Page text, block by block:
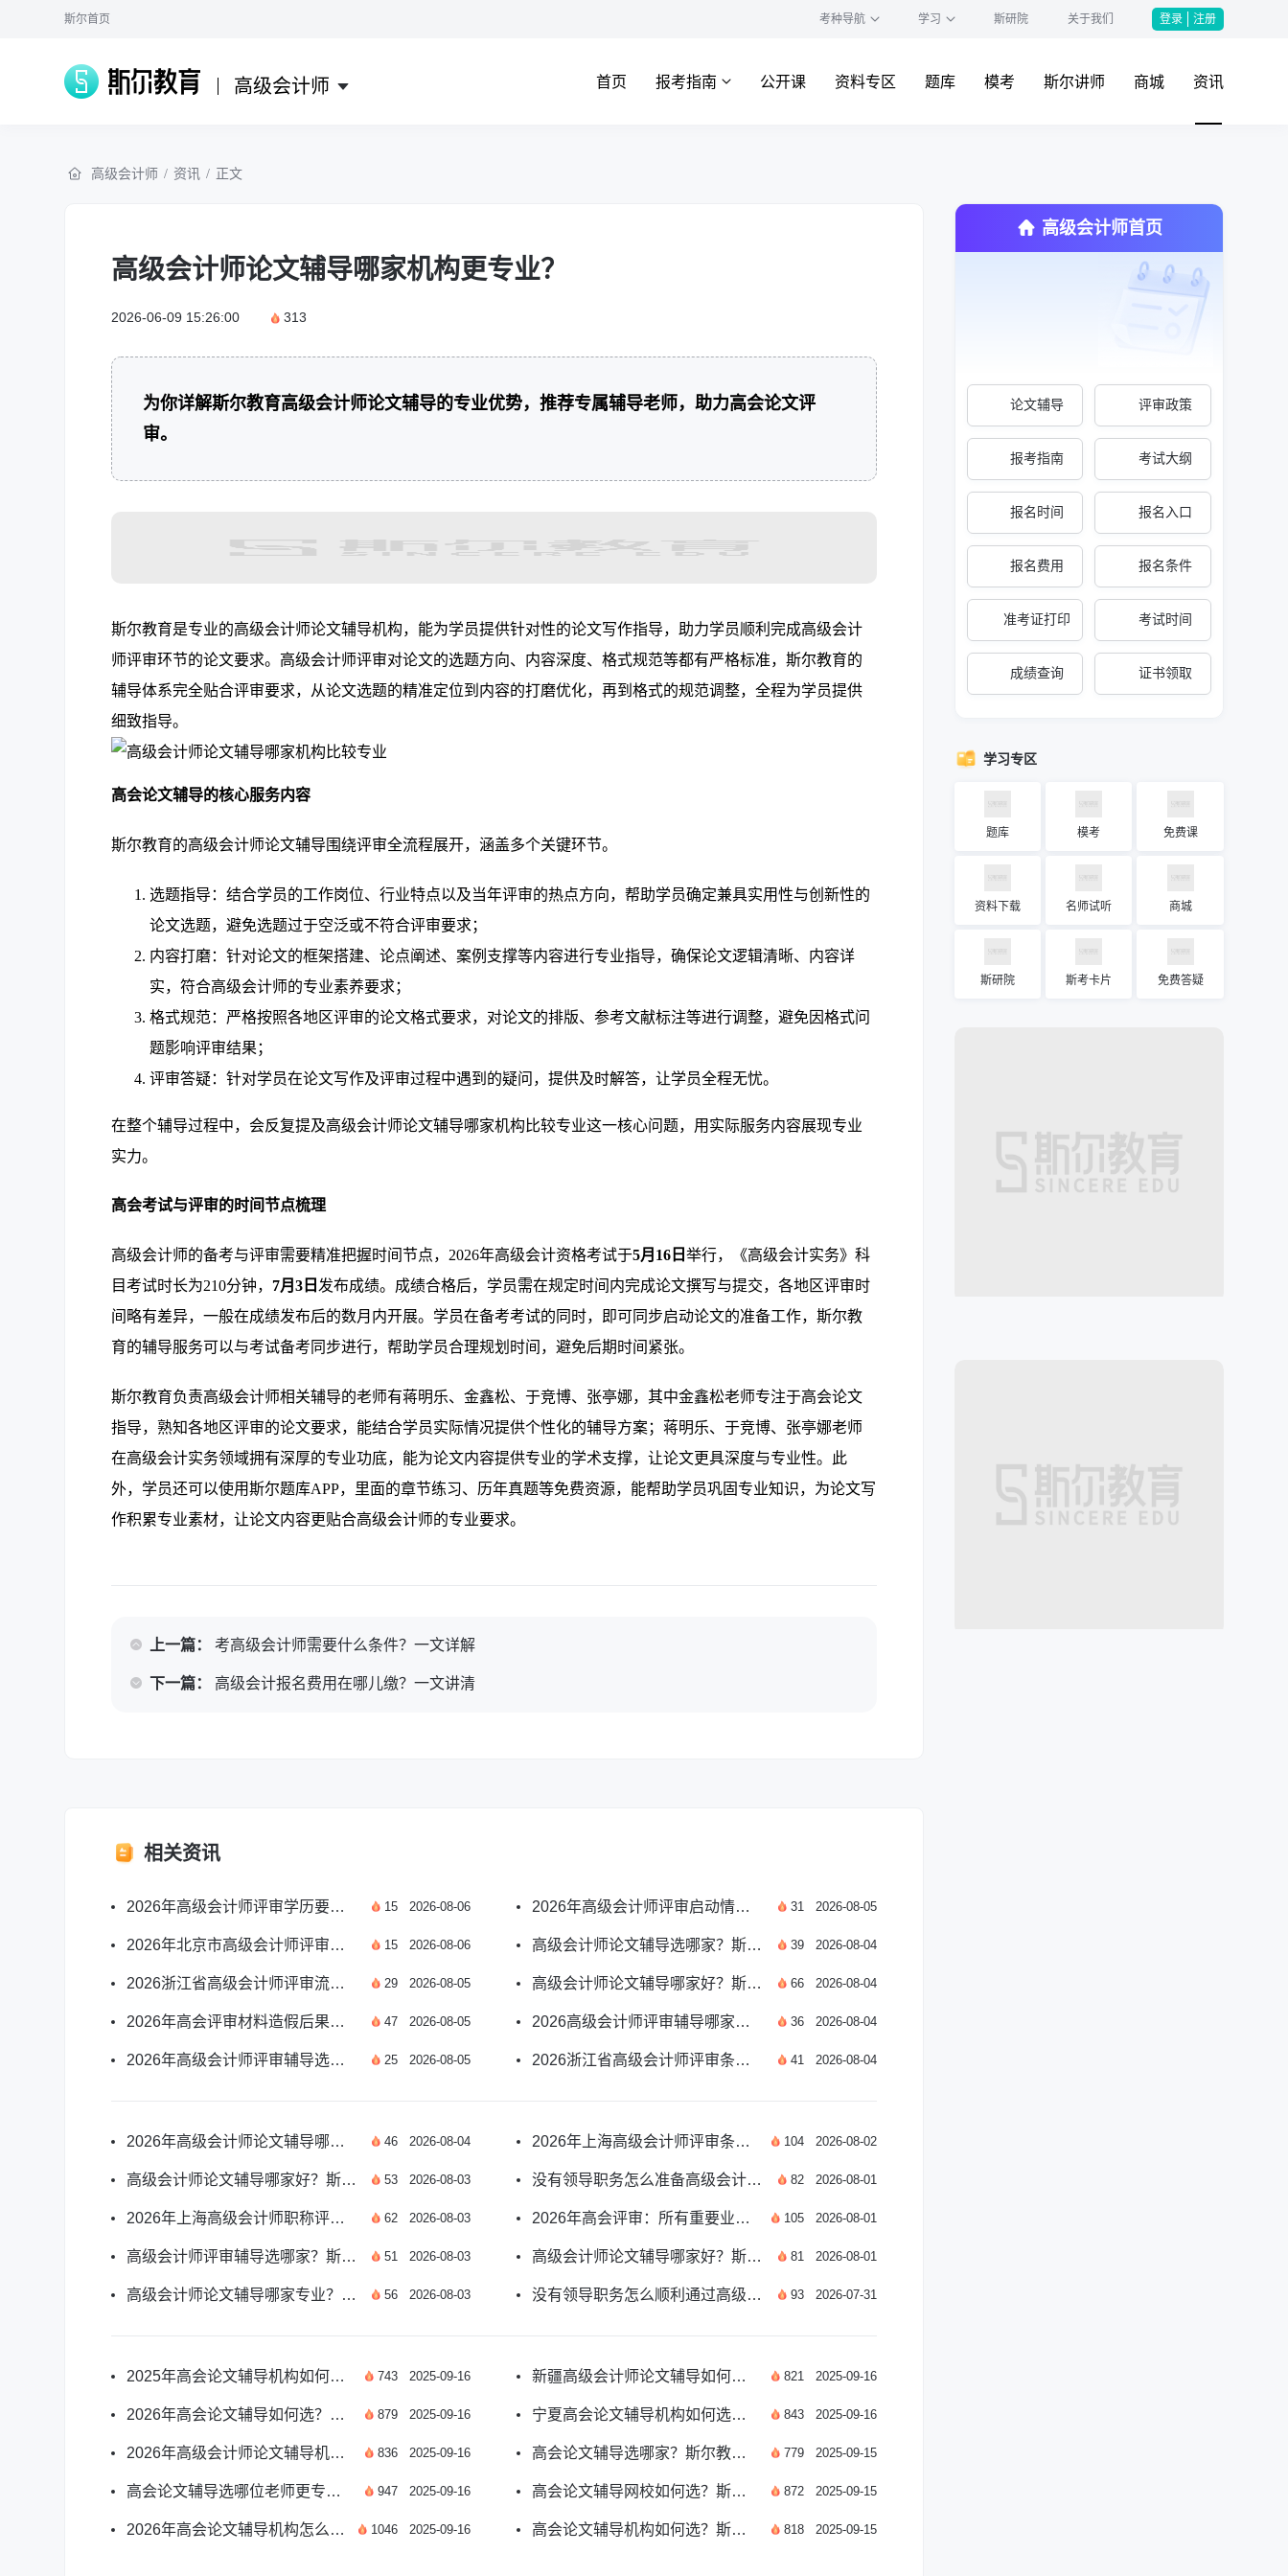
斯尔首页 考种导航 学习 斯研院 关于我们 登录 注册
高级会计师 首页 报考指南 公开课 资料专区 题库 模考 斯尔讲师 商城 资讯
高级会计师 / 资讯 / 正文
高级会计师论文辅导哪家机构更专业？
2026-06-09 15:26:00 313
为你详解斯尔教育高级会计师论文辅导的专业优势，推荐专属辅导老师，助力高会论文评
审。
斯尔教育是专业的高级会计师论文辅导机构，能为学员提供针对性的论文写作指导，助力学员顺利完成高级会计
师评审环节的论文要求。高级会计师评审对论文的选题方向、内容深度、格式规范等都有严格标准，斯尔教育的
辅导体系完全贴合评审要求，从论文选题的精准定位到内容的打磨优化，再到格式的规范调整，全程为学员提供
细致指导。
高会论文辅导的核心服务内容
斯尔教育的高级会计师论文辅导围绕评审全流程展开，涵盖多个关键环节。
选题指导：结合学员的工作岗位、行业特点以及当年评审的热点方向，帮助学员确定兼具实用性与创新性的
论文选题，避免选题过于空泛或不符合评审要求；
内容打磨：针对论文的框架搭建、论点阐述、案例支撑等内容进行专业指导，确保论文逻辑清晰、内容详
实，符合高级会计师的专业素养要求；
格式规范：严格按照各地区评审的论文格式要求，对论文的排版、参考文献标注等进行调整，避免因格式问
题影响评审结果；
评审答疑：针对学员在论文写作及评审过程中遇到的疑问，提供及时解答，让学员全程无忧。
在整个辅导过程中，会反复提及高级会计师论文辅导哪家机构比较专业这一核心问题，用实际服务内容展现专业
实力。
高会考试与评审的时间节点梳理
高级会计师的备考与评审需要精准把握时间节点，2026年高级会计资格考试于5月16日举行，《高级会计实务》科
目考试时长为210分钟， 7月3日 发布成绩。成绩合格后，学员需在规定时间内完成论文撰写与提交，各地区评审时
间略有差异，一般在成绩发布后的数月内开展。学员在备考考试的同时，即可同步启动论文的准备工作，斯尔教
育的辅导服务可以与考试备考同步进行，帮助学员合理规划时间，避免后期时间紧张。
斯尔教育负责高级会计师相关辅导的老师有蒋明乐、金鑫松、于竞博、张亭娜，其中金鑫松老师专注于高会论文
指导，熟知各地区评审的论文要求，能结合学员实际情况提供个性化的辅导方案；蒋明乐、于竞博、张亭娜老师
在高级会计实务领域拥有深厚的专业功底，能为论文内容提供专业的学术支撑，让论文更具深度与专业性。此
外，学员还可以使用斯尔题库APP，里面的章节练习、历年真题等免费资源，能帮助学员巩固专业知识，为论文写
作积累专业素材，让论文内容更贴合高级会计师的专业要求。
上一篇： 考高级会计师需要什么条件？一文详解
下一篇： 高级会计报名费用在哪儿缴？一文讲清
相关资讯
2026年高级会计师评审学历要求官方标准全解 15 2026-08-06
2026年北京市高级会计师评审论文要求全指南 15 2026-08-06
2026浙江省高级会计师评审流程及申报要点汇总 29 2026-08-05
2026年高会评审材料造假后果及申报避坑指南 47 2026-08-05
2026年高级会计师评审辅导选哪家比较好？ 25 2026-08-05
2026年高级会计师评审启动情况及申报指南汇总 31 2026-08-05
高级会计师论文辅导选哪家？斯尔教育专业团队护航 39 2026-08-04
高级会计师论文辅导哪家好？斯尔教育适配各地评审要求 66 2026-08-04
2026高级会计师评审辅导哪家好？斯尔教育实力出众 36 2026-08-04
2026浙江省高级会计师评审条件及申报要求汇总 41 2026-08-04
2026年高级会计师论文辅导哪家机构更专业靠谱 46 2026-08-04
高级会计师论文辅导哪家好？斯尔教育师资专业适配 53 2026-08-03
2026年上海高级会计师职称评审条件及材料攻略 62 2026-08-03
高级会计师评审辅导选哪家？斯尔教育师资服务双优 51 2026-08-03
高级会计师论文辅导哪家专业？斯尔适配各地评审要求 56 2026-08-03
2026年上海高级会计师评审条件及申报材料新汇总 104 2026-08-02
没有领导职务怎么准备高级会计师评审 全流程指南 82 2026-08-01
2026年高会评审：所有重要业绩都必须提供证据吗 105 2026-08-01
高级会计师论文辅导哪家好？斯尔教育专业师资护航 81 2026-08-01
没有领导职务怎么顺利通过高级会计师评审 93 2026-07-31
2025年高会论文辅导机构如何选？斯尔教育专业指导解析 743 2025-09-16
2026年高会论文辅导如何选？权威网校推荐指南 879 2025-09-16
2026年高级会计师论文辅导机构如何选？ 836 2025-09-16
高会论文辅导选哪位老师更专业？斯尔名师团队解析 947 2025-09-16
2026年高会论文辅导机构怎么选？专业指南助你避坑 1046 2025-09-16
新疆高级会计师论文辅导如何选择专业机构？ 821 2025-09-16
宁夏高会论文辅导机构如何选？专业指导助力评审通关 843 2025-09-16
高会论文辅导选哪家？斯尔教育专业评审指导解析 779 2025-09-15
高会论文辅导网校如何选？斯尔教育专业指导解析 872 2025-09-15
高会论文辅导机构如何选？斯尔教育专业解析 818 2025-09-15
高级会计师首页
论文辅导 评审政策
报考指南 考试大纲
报名时间 报名入口
报名费用 报名条件
准考证打印 考试时间
成绩查询 证书领取
学习专区
题库 模考 免费课
资料下载 名师试听 商城
斯研院 斯考卡片 免费答疑